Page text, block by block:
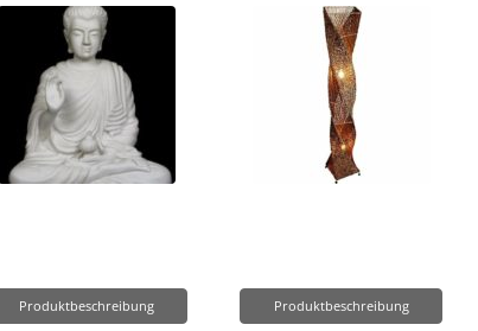
Produktbeschreibung Produktbeschreibung